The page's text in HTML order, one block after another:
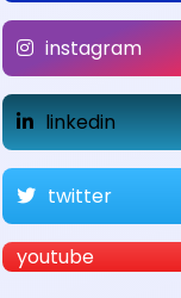
instagram
linkedin
twitter
youtube